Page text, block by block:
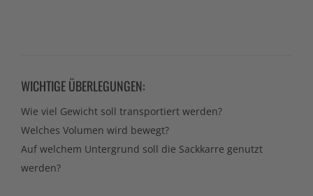
WICHTIGE ÜBERLEGUNGEN:
Wie viel Gewicht soll transportiert werden?
Welches Volumen wird bewegt?
Auf welchem Untergrund soll die Sackkarre genutzt
werden?